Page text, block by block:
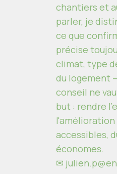
chantiers et
parler, je
ce que
précise
climat, type
du logement
conseil ne
but : rendre
l'amélioration
accessibles,
économes.
✉